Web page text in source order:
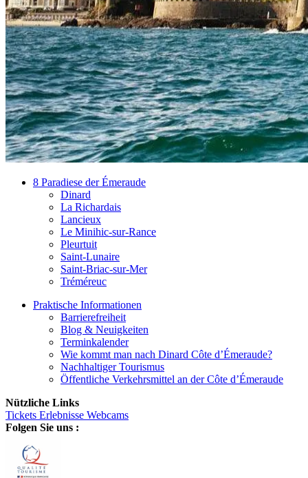
8 Paradiese der Émeraude
Dinard
La Richardais
Lancieux
Le Minihic-sur-Rance
Pleurtuit
Saint-Lunaire
Saint-Briac-sur-Mer
Tréméreuc
Praktische Informationen
Barrierefreiheit
Blog & Neuigkeiten
Terminkalender
Wie kommt man nach Dinard Côte d’Émeraude?
Nachhaltiger Tourismus
Öffentliche Verkehrsmittel an der Côte d’Émeraude
Nützliche Links
Tickets Erlebnisse Webcams
Folgen Sie uns :